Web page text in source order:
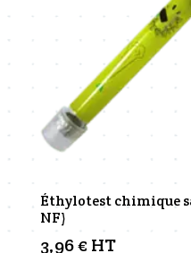
sur
page
produit
Éthylotest chimique
NF)
3,96€ HT